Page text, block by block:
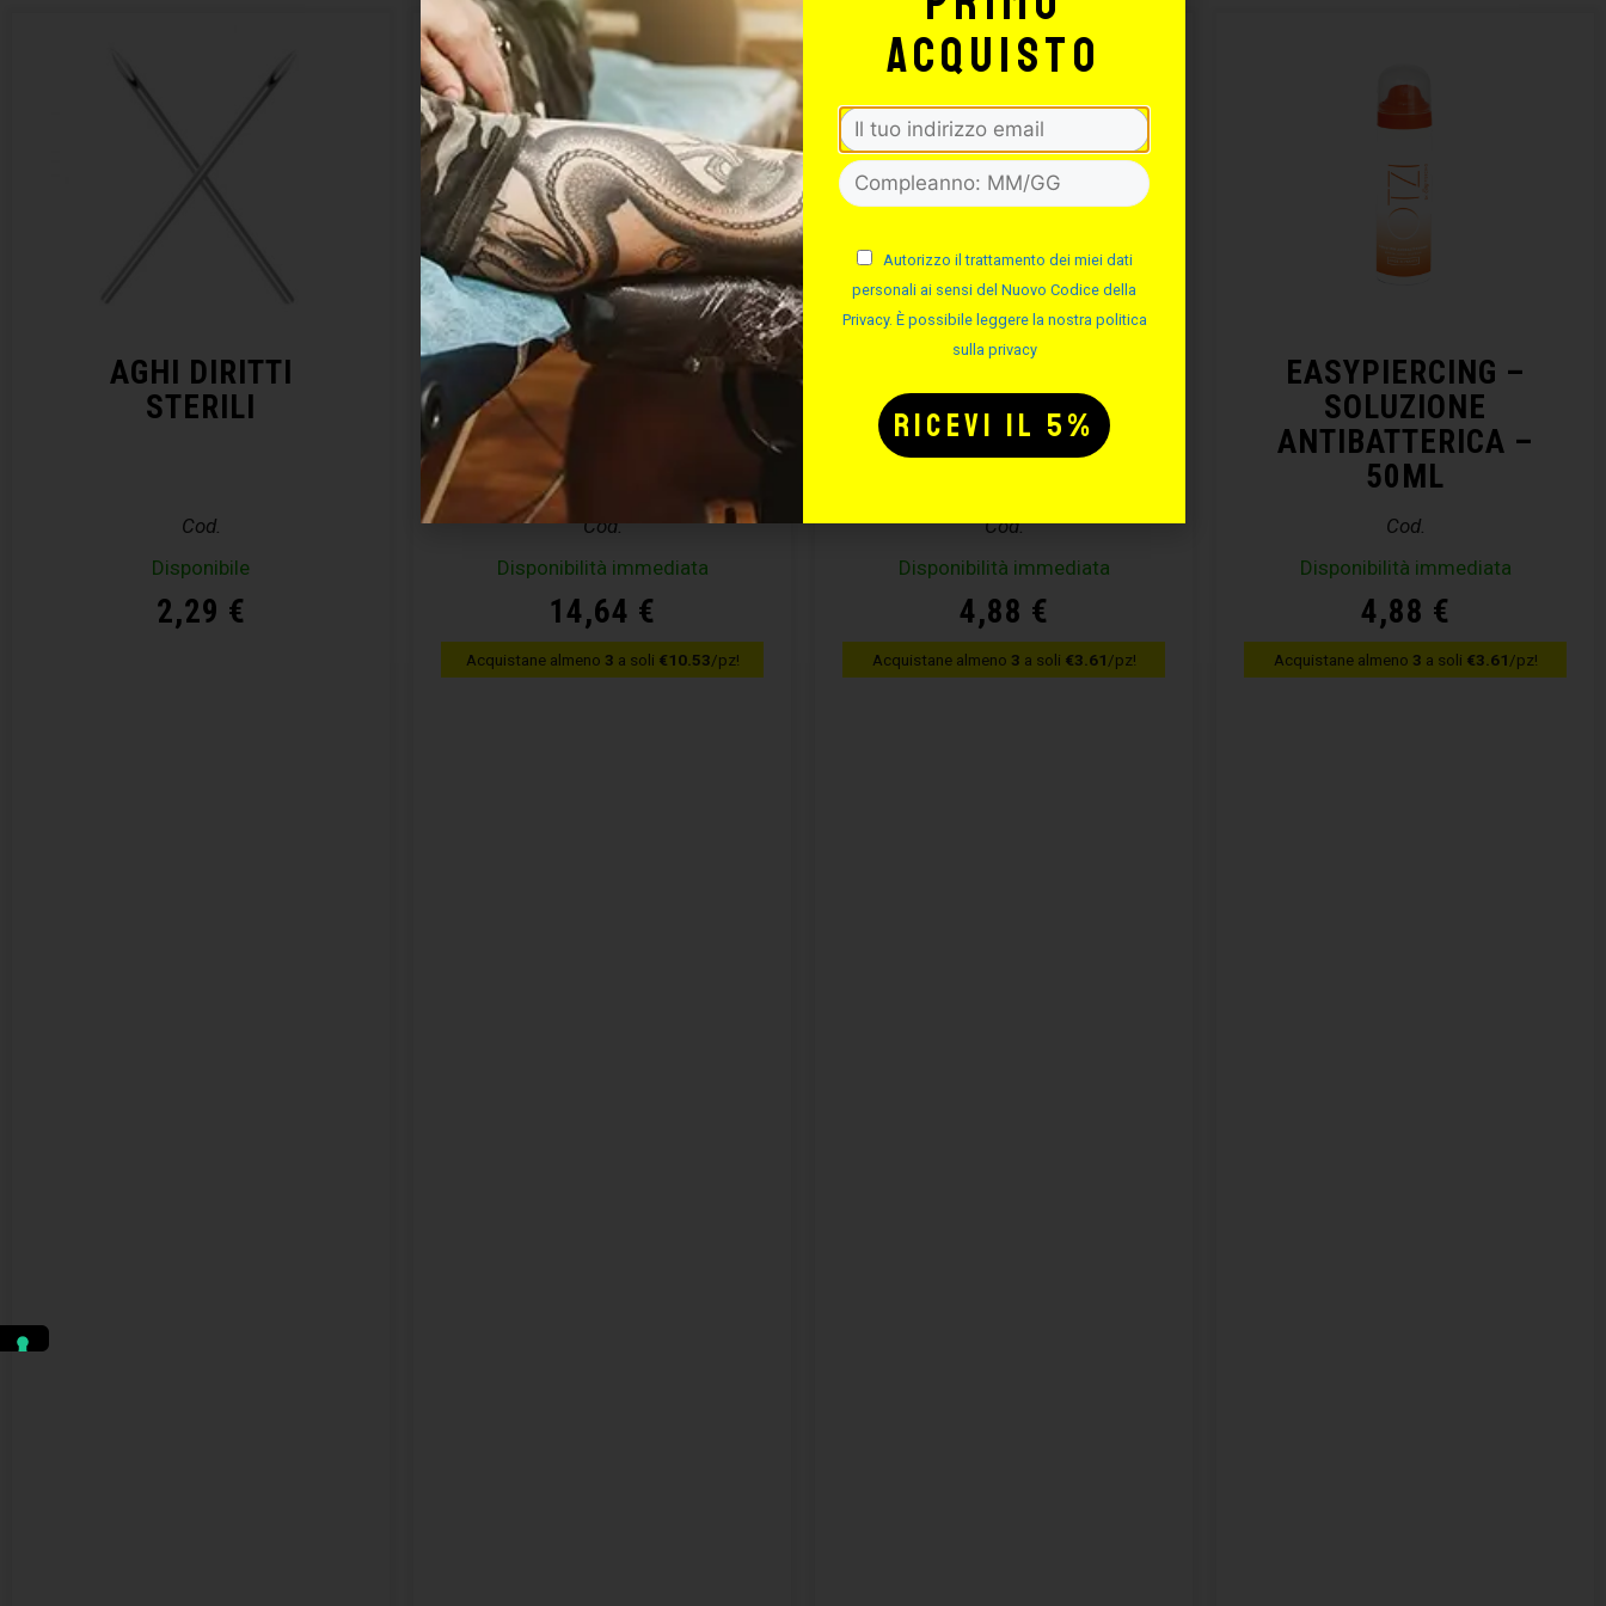
AGHI DIRITTI
STERILI
Cod.
Disponibile
2,29 €
KIT CURA PIERCING
– EASYPIERCING
Cod.
Disponibilità immediata
14,64 €
Acquistane almeno 3 a soli €10.53/pz!
SOLUZIONE SALINA
– 50ML
Cod.
Disponibilità immediata
4,88 €
Acquistane almeno 3 a soli €3.61/pz!
EASYPIERCING –
SOLUZIONE
ANTIBATTERICA –
50ML
Cod.
Disponibilità immediata
4,88 €
Acquistane almeno 3 a soli €3.61/pz!
acquisto
Autorizzo il trattamento dei miei dati
personali ai sensi del Nuovo Codice della
Privacy. È possibile leggere la nostra politica
sulla privacy